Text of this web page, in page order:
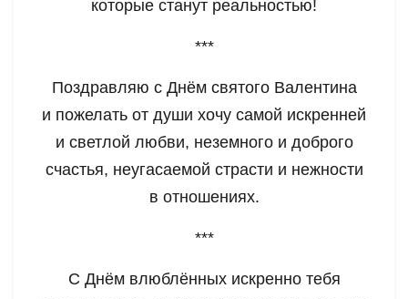
которые станут реальностью!
***
Поздравляю с Днём святого Валентина
и пожелать от души хочу самой искренней
и светлой любви, неземного и доброго
счастья, неугасаемой страсти и нежности
в отношениях.
***
С Днём влюблённых искренно тебя